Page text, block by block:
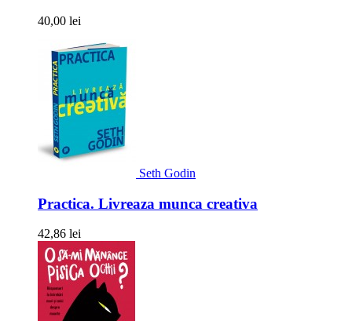
40,00 lei
Seth Godin
Practica. Livreaza munca creativa
42,86 lei